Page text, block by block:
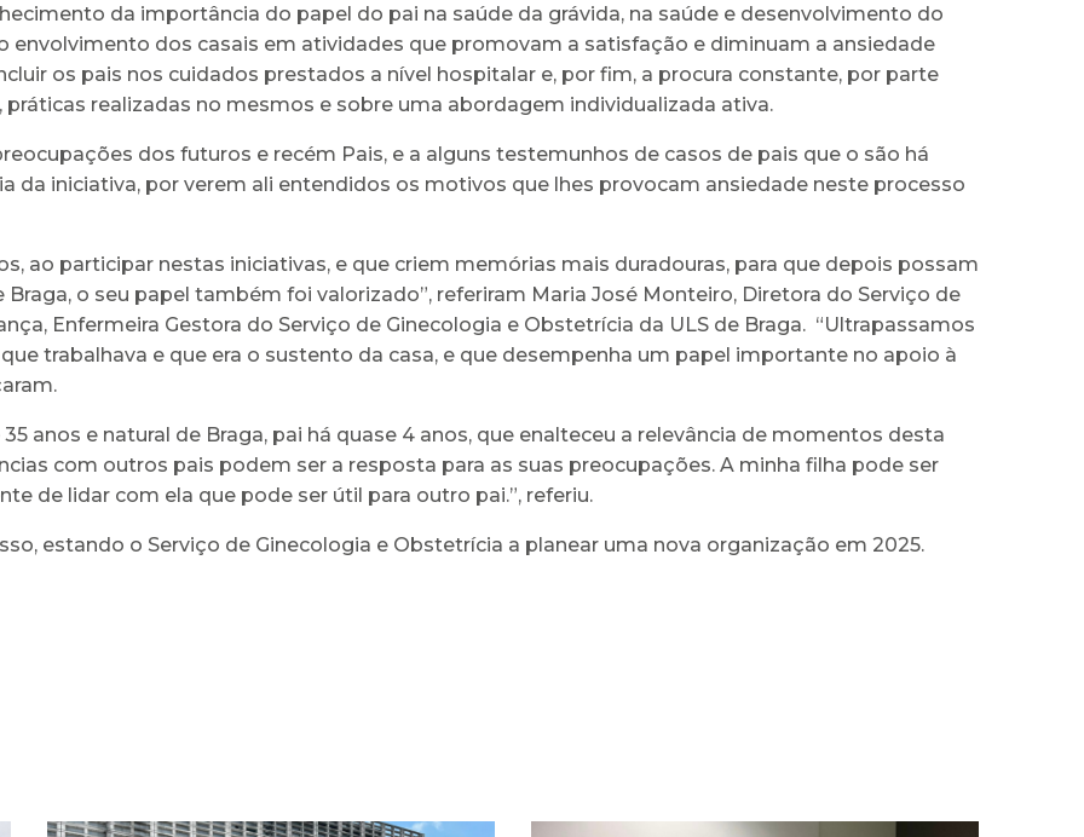
da importância do papel do pai na saúde da grávida, na saúde e desenvolvimento do
envolvimento dos casais em atividades que promovam a satisfação e diminuam a ansiedade
os pais nos cuidados prestados a nível hospitalar e, por fim, a procura constante, por parte
realizadas no mesmos e sobre uma abordagem individualizada ativa.
dos futuros e recém Pais, e a alguns testemunhos de casos de pais que o são há
da iniciativa, por verem ali entendidos os motivos que lhes provocam ansiedade neste processo
ao participar nestas iniciativas, e que criem memórias mais duradouras, para que depois possam
o seu papel também foi valorizado”, referiram Maria José Monteiro, Diretora do Serviço de
Enfermeira Gestora do Serviço de Ginecologia e Obstetrícia da ULS de Braga. “Ultrapassamos
trabalhava e que era o sustento da casa, e que desempenha um papel importante no apoio à
anos e natural de Braga, pai há quase 4 anos, que enalteceu a relevância de momentos desta
com outros pais podem ser a resposta para as suas preocupações. A minha filha pode ser
de lidar com ela que pode ser útil para outro pai.”, referiu.
estando o Serviço de Ginecologia e Obstetrícia a planear uma nova organização em 2025.